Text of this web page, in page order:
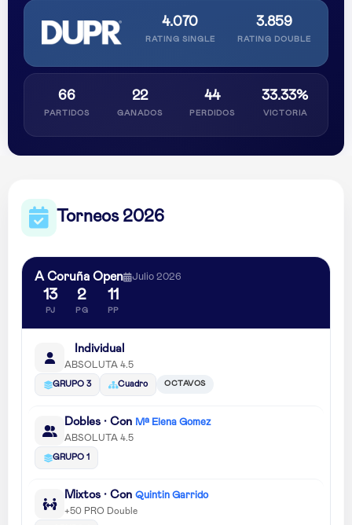
4.070
RATING SINGLE
3.859
RATING DOUBLE
66
PARTIDOS
22
GANADOS
44
PERDIDOS
33.33%
VICTORIA
Torneos 2026
A Coruña Open Julio 2026
13
PJ
2
PG
11
PP
Individual
ABSOLUTA 4.5
GRUPO 3 Cuadro OCTAVOS
Dobles · Con Mª Elena Gomez
ABSOLUTA 4.5
GRUPO 1
Mixtos · Con Quintin Garrido
+50 PRO Double